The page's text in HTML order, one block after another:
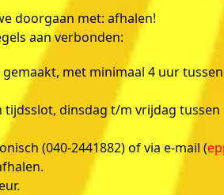
doorgaan met: afhalen!
aan verbonden:
met minimaal 4 uur
dinsdag t/m vrijdag tussen
(040-2441882) of via e-mail (